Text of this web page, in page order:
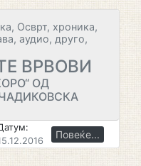
Осврт, хроника,
аудио, друго,
ВРВОВИ
ОД
Повеќе...